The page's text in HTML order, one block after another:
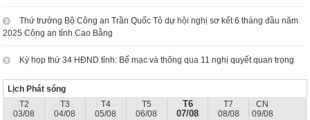
Thứ trưởng Bộ Công an Trần Quốc Tỏ dự hội nghị sơ kết 6 tháng đầu năm
2025 Công an tỉnh Cao Bằng
Kỳ họp thứ 34 HĐND tỉnh: Bế mạc và thông qua 11 nghị quyết quan trọng
Lịch Phát sóng
T2
03/08
T3
04/08
T4
05/08
T5
06/08
T6
07/08
T7
08/08
CN
09/08